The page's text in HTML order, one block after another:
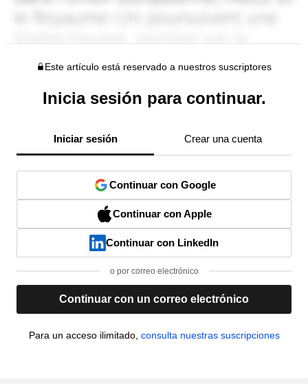
Este artículo está reservado a nuestros suscriptores
Inicia sesión para continuar.
Iniciar sesión Crear una cuenta
Continuar con Google
Continuar con Apple
Continuar con LinkedIn
o por correo electrónico
Continuar con un correo electrónico
Para un acceso ilimitado, consulta nuestras suscripciones